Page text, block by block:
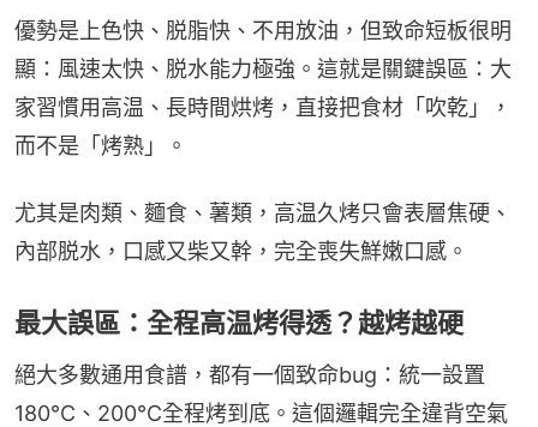
優勢是上色快、脱脂快、不用放油，但致命短板很明
顯：風速太快、脱水能力極強。這就是關鍵誤區：大
家習慣用高温、長時間烘烤，直接把食材「吹乾」，
而不是「烤熟」。
尤其是肉類、麵食、薯類，高温久烤只會表層焦硬、
內部脱水，口感又柴又幹，完全喪失鮮嫩口感。
最大誤區：全程高温烤得透？越烤越硬
絕大多數通用食譜，都有一個致命bug：統一設置
180℃、200℃全程烤到底。這個邏輯完全違背空氣